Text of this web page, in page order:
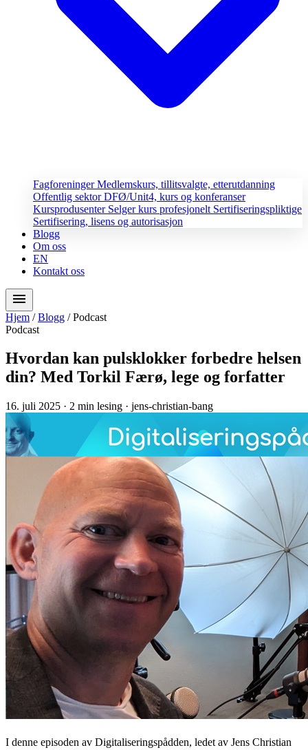
FagforeningerMedlemskurs, tillitsvalgte, etterutdanning
Offentlig sektorDFØ/Unit4, kurs og konferanser
Kursprodusenter Selger kurs profesjonelt Sertifiseringspliktige
Sertifisering, lisens og autorisasjon
Blogg
Om oss
EN
Kontakt oss
menu
Hjem / Blogg / Podcast
Podcast
Hvordan kan pulsklokker forbedre helsen
din? Med Torkil Færø, lege og forfatter
16. juli 2025 · 2 min lesing · jens-christian-bang
I denne episoden av Digitaliseringspådden, ledet av Jens Christian